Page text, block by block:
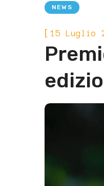
NEWS
[ 15 Luglio